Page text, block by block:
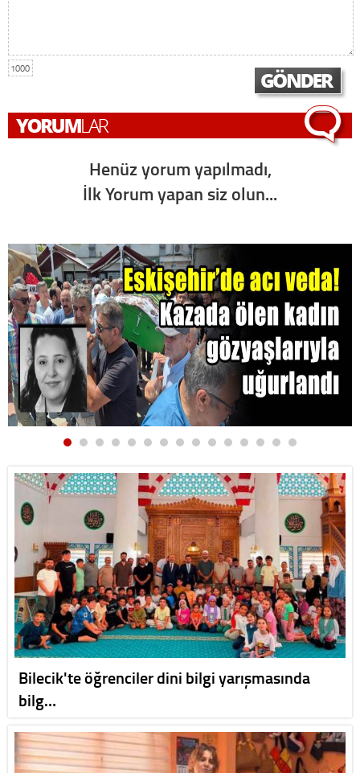
1000
Henüz yorum yapılmadı,
İlk Yorum yapan siz olun...
Bilecik'te öğrenciler dini bilgi yarışmasında
bilg…